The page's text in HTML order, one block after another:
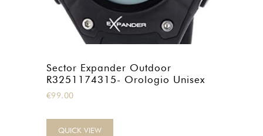
Sector Expander Outdoor
R3251174315- Orologio Unisex
€99.00
QUICK VIEW